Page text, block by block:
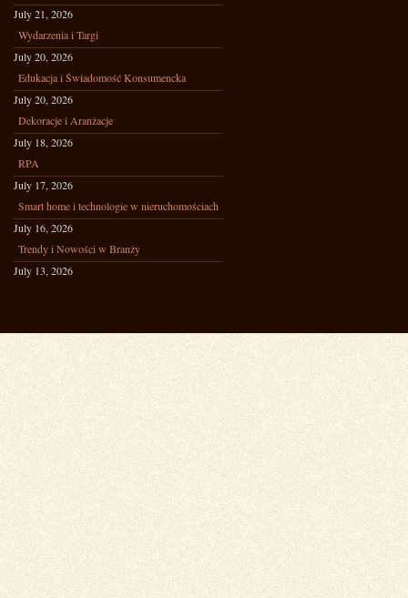
July 21, 2026
Wydarzenia i Targi
July 20, 2026
Edukacja i Świadomość Konsumencka
July 20, 2026
Dekoracje i Aranżacje
July 18, 2026
RPA
July 17, 2026
Smart home i technologie w nieruchomościach
July 16, 2026
Trendy i Nowości w Branży
July 13, 2026